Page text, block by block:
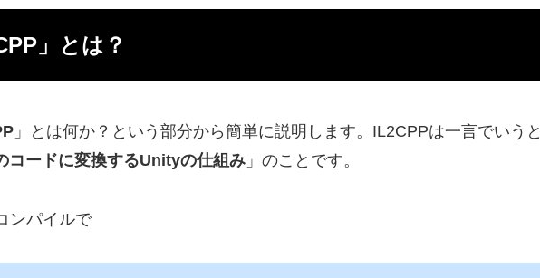
」とは？
」とは何か？という部分から簡単に説明します。IL2CPPは一言でいうと
コードに変換するUnityの仕組み 」のことです。
ンパイルで